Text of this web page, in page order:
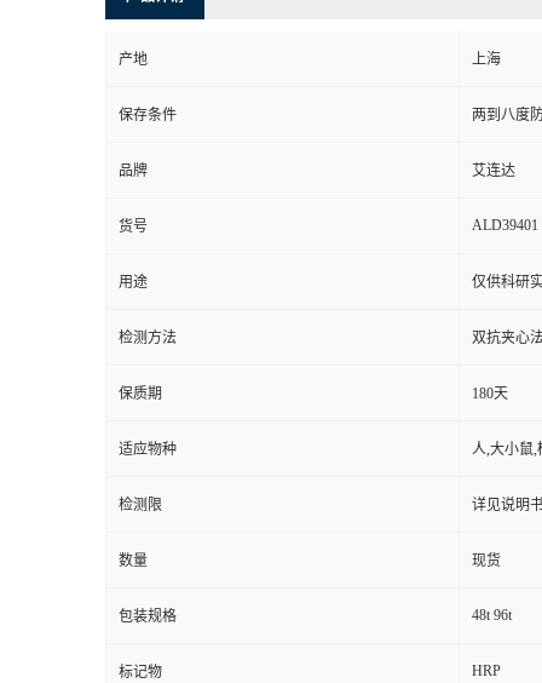
产地 上海
保存条件 两到八度
品牌 艾连达
货号 ALD39401
用途 仅供科研
检测方法 双抗夹心
保质期 180天
适应物种 人,大小鼠,
检测限 详见说明
数量 现货
包装规格 48t 96t
标记物 HRP